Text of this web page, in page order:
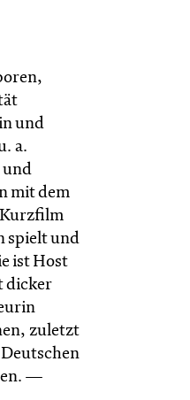
und
a.
und
mit dem
spielt und
ist Host
dicker
zuletzt
—